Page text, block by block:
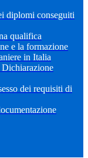
diplomi conseguiti
qualifica
e la formazione
in Italia
dei requisiti di